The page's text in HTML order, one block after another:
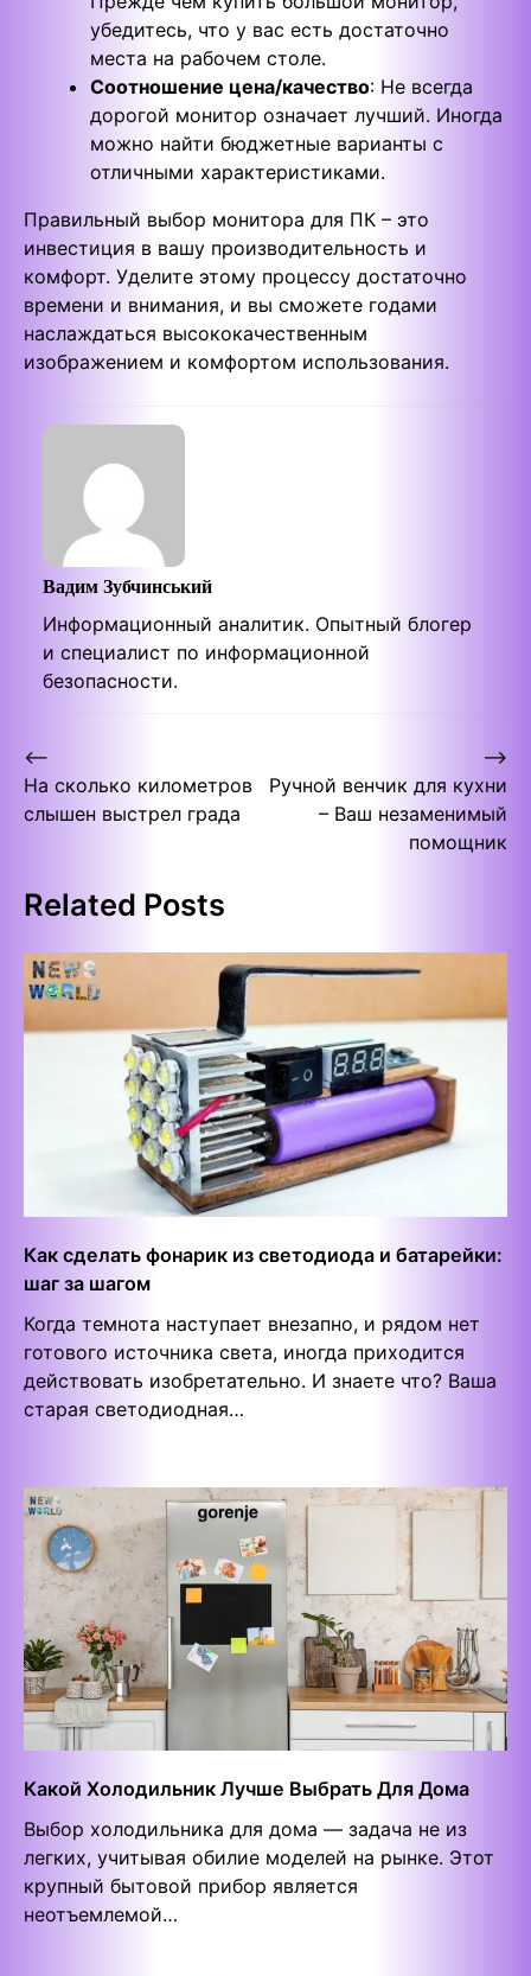
убедитесь, что у вас есть достаточно
места на рабочем столе.
Соотношение цена/качество: Не всегда
дорогой монитор означает лучший. Иногда
можно найти бюджетные варианты с
отличными характеристиками.
Правильный выбор монитора для ПК – это
инвестиция в вашу производительность и
комфорт. Уделите этому процессу достаточно
времени и внимания, и вы сможете годами
наслаждаться высококачественным
изображением и комфортом использования.
Вадим Зубчинський
Информационный аналитик. Опытный блогер
и специалист по информационной
безопасности.
Post
navigation
⟵
На сколько километров
слышен выстрел града
Ручной венчик для кухни
– Ваш незаменимый
помощник
⟶
Related Posts
Как сделать фонарик из светодиода и батарейки:
шаг за шагом
Когда темнота наступает внезапно, и рядом нет
готового источника света, иногда приходится
действовать изобретательно. И знаете что? Ваша
старая светодиодная…
Какой Холодильник Лучше Выбрать Для Дома
Выбор холодильника для дома — задача не из
легких, учитывая обилие моделей на рынке. Этот
крупный бытовой прибор является
неотъемлемой…